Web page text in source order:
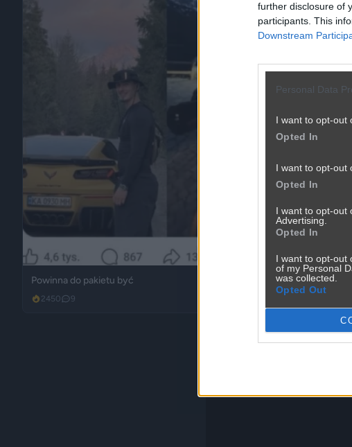
further disclosure of
participants. This
Downstream
Personal Data
I want to opt-out
Opted In
I want to opt-out
Opted In
I want to opt-out
Advertising.
Opted In
I want to opt-out
of my Personal
was collected.
Opted Out
Powinna do pakietu być
2450 9 Inne